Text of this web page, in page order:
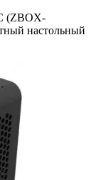
(ZBOX-
настольный